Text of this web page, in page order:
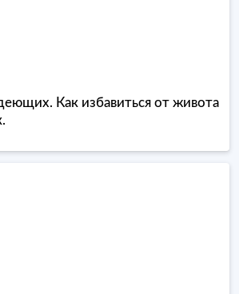
Как избавиться от живота